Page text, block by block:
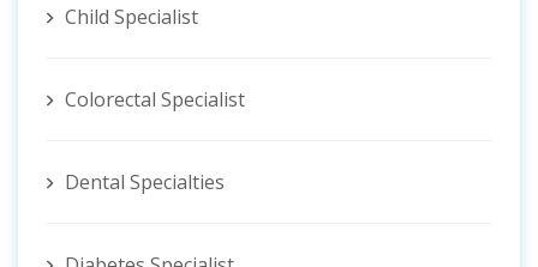
Child Specialist
Colorectal Specialist
Dental Specialties